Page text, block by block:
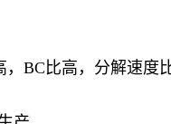
，BC比高，分解速